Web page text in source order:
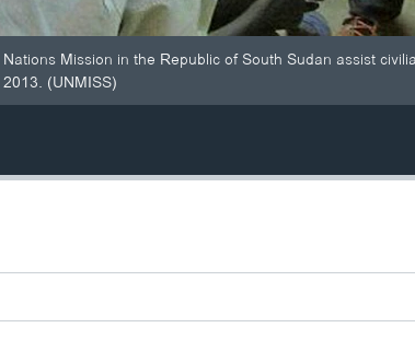
Mission in the Republic of South Sudan assist
(UNMISS)